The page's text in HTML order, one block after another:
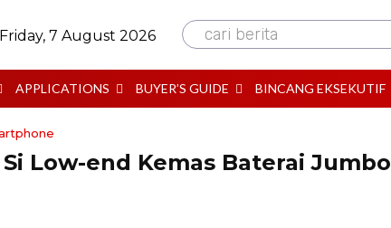
Friday, 7 August 2026 cari berita
APPLICATIONS BUYER’S GUIDE BINCANG EKSEKUTIF
Si Low-end Kemas Baterai Jumbo